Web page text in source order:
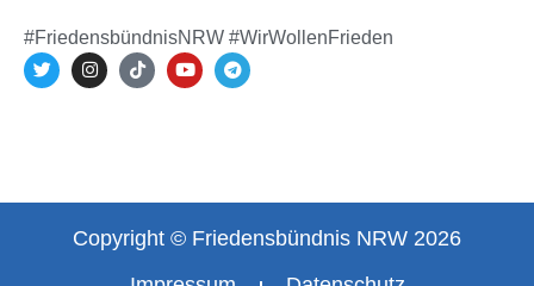
#FriedensbündnisNRW #WirWollenFrieden
Copyright © Friedensbündnis NRW 2026